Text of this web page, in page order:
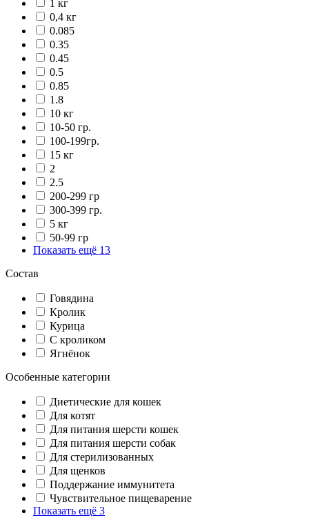
1 кг
0,4 кг
0.085
0.35
0.45
0.5
0.85
1.8
10 кг
10-50 гр.
100-199гр.
15 кг
2
2.5
200-299 гр
300-399 гр.
5 кг
50-99 гр
Показать ещё 13
Состав
Говядина
Кролик
Курица
С кроликом
Ягнёнок
Особенные категории
Диетические для кошек
Для котят
Для питания шерсти кошек
Для питания шерсти собак
Для стерилизованных
Для щенков
Поддержание иммунитета
Чувствительное пищеварение
Показать ещё 3